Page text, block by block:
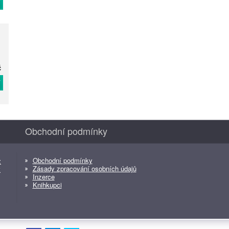
Obchodní podmínky
Obchodní podmínky
Zásady zpracování osobních údajů
Inzerce
Knihkupci